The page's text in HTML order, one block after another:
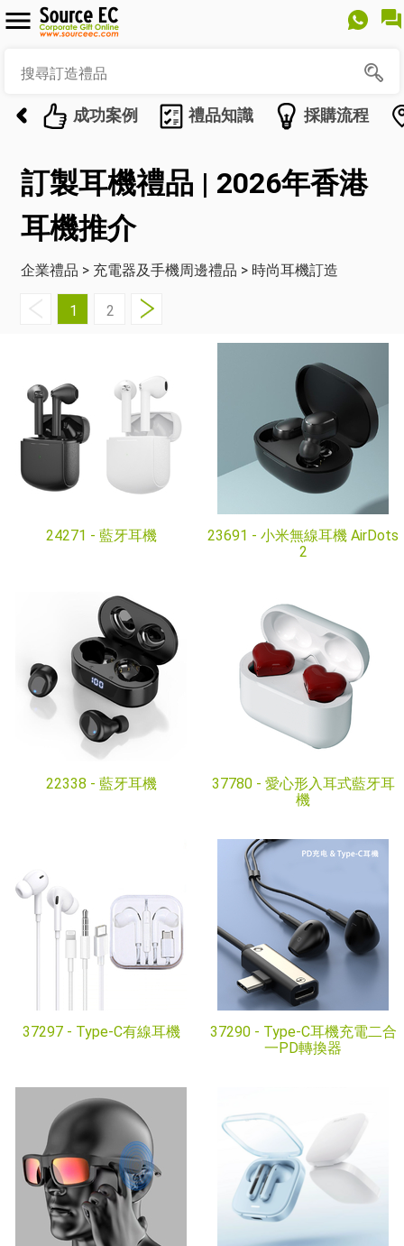
成功案例 禮品知識 採購流程
訂製耳機禮品 | 2026年香港
耳機推介
企業禮品 > 充電器及手機周邊禮品 > 時尚耳機訂造
1 2
24271 - 藍牙耳機 23691 - 小米無線耳機 AirDots
2
22338 - 藍牙耳機 37780 - 愛心形入耳式藍牙耳
機
37297 - Type-C有線耳機 37290 - Type-C耳機充電二合
一PD轉換器